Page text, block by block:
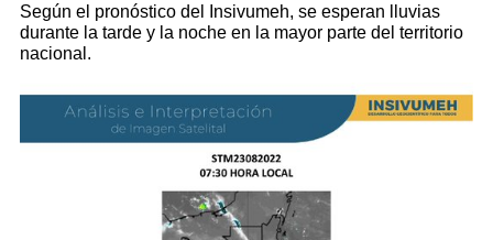
Según el pronóstico del Insivumeh, se esperan lluvias
durante la tarde y la noche en la mayor parte del territorio
nacional.